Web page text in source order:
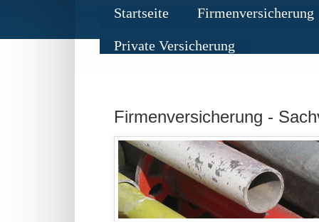
Startseite Firmenversicherung
Private Versicherung
Firmenversicherung -